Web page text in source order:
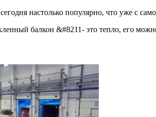
настолько популярно, что уже с
балкон &#8211- это тепло, его